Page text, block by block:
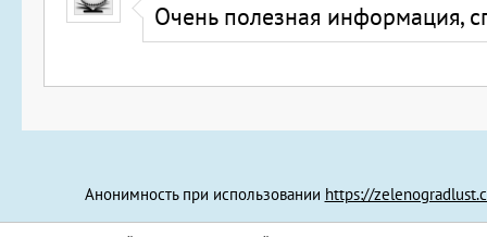
Очень полезная информация,
Анонимность при использовании https://